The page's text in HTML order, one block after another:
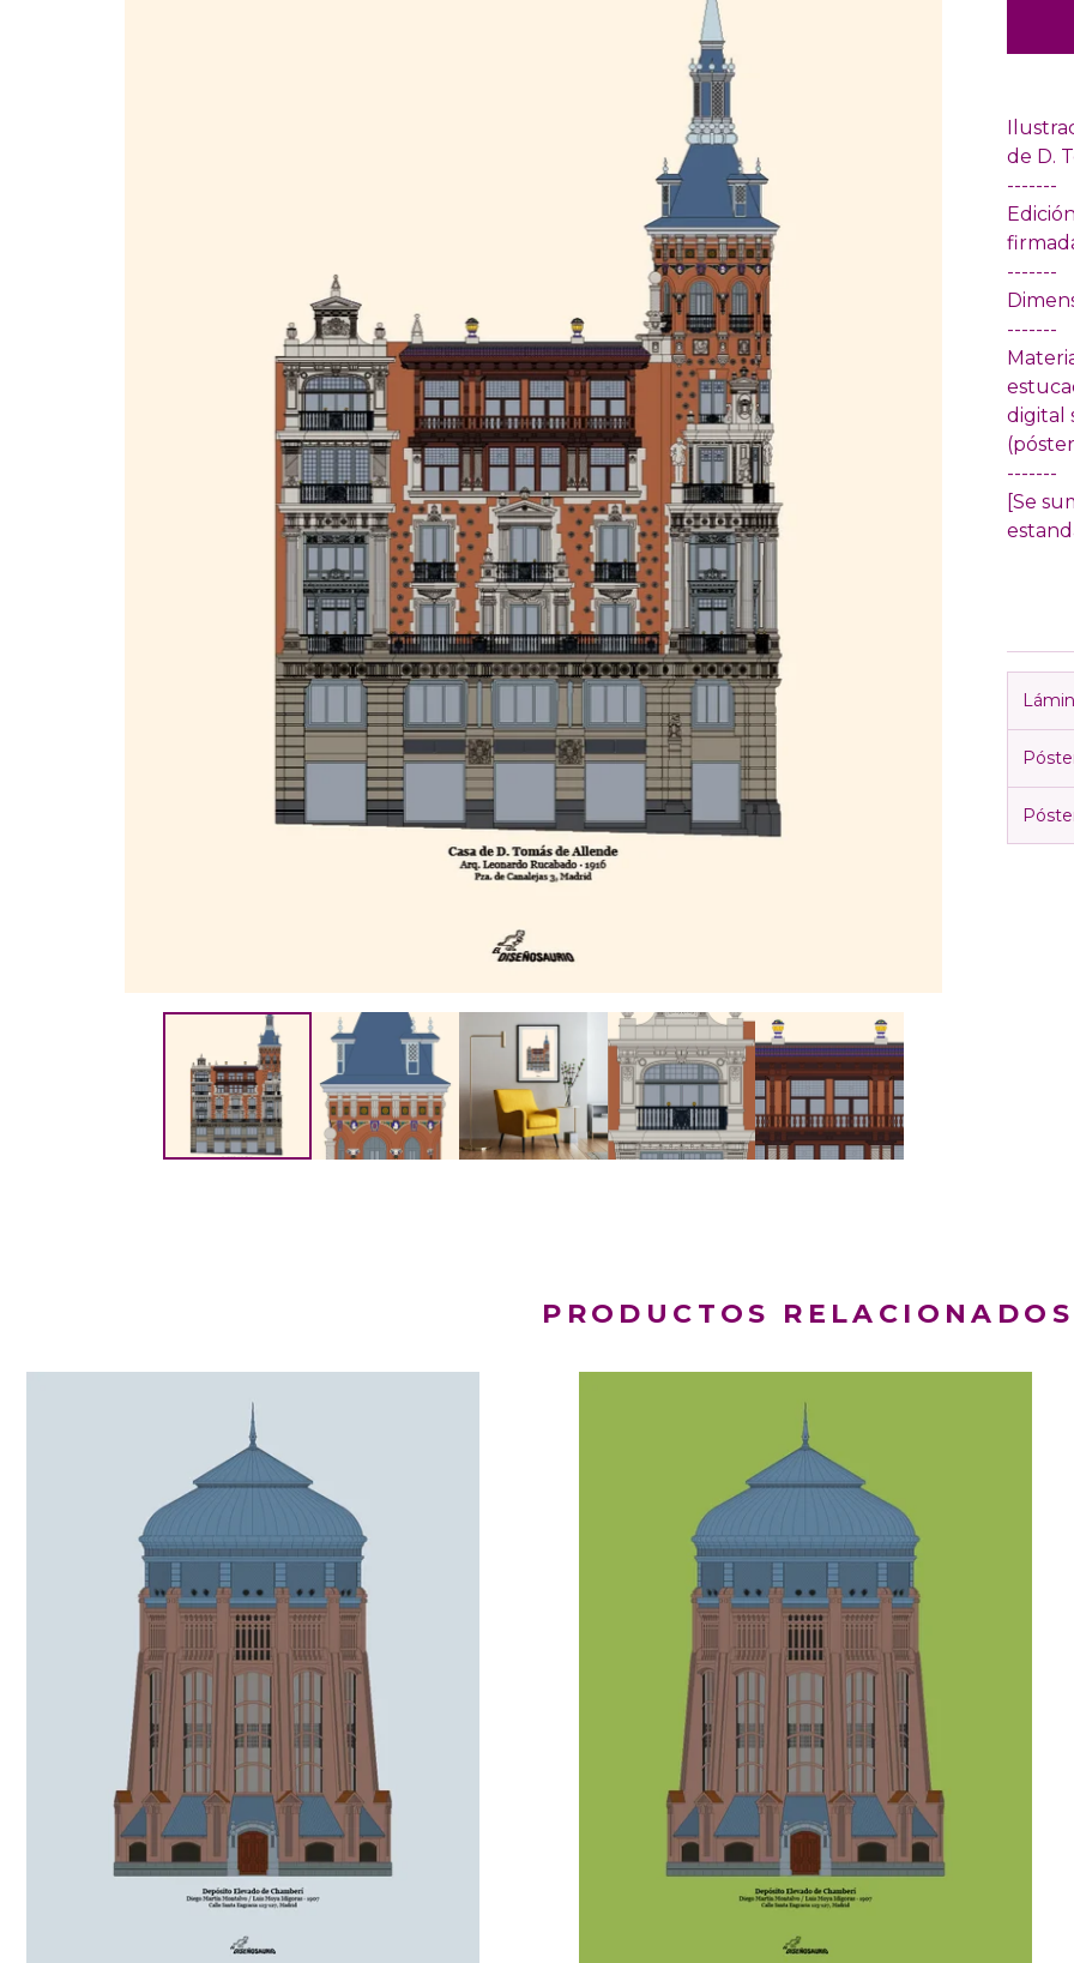
de D.
-------
-------
-------
digital
-------
[Se
PRODUCTOS RELACIONADOS